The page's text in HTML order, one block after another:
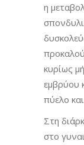
η
κυρίως
εμβρύου
πύελο
Στη
στο